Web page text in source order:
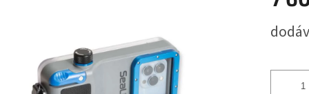
cena: